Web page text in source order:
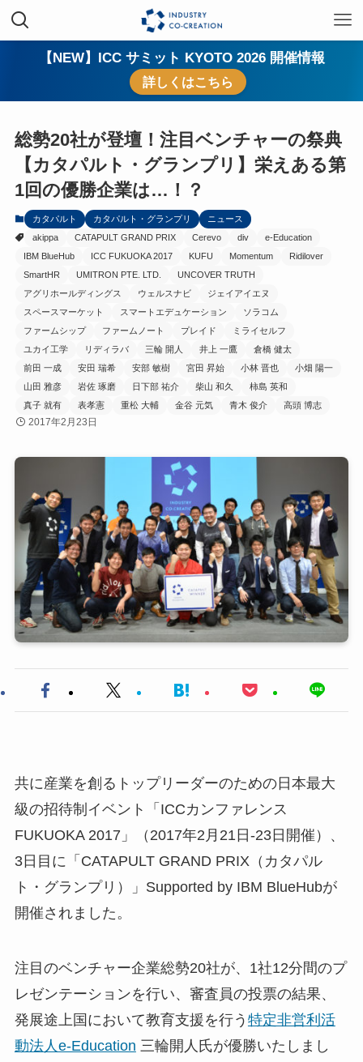
【NEW】ICC サミット KYOTO 2026 開催情報
詳しくはこちら
総勢20社が登壇！注目ベンチャーの祭典
【カタパルト・グランプリ】栄えある第
1回の優勝企業は…！？
カタパルト カタパルト・グランプリ
ニュース
akippa
CATAPULT GRAND PRIX Cerevo div
e-Education
IBM BlueHub
ICC FUKUOKA 2017 KUFU Momentum
Ridilover
SmartHR
UMITRON PTE. LTD.
UNCOVER TRUTH
アグリホールディングス
ウェルスナビ
ジェイアイエヌ
スペースマーケット
スマートエデュケーション
ソラコム
ファームシップ
ファームノート プレイド
ミライセルフ
ユカイ工学
リディラバ 三輪 開人 井上 一鷹
倉橋 健太
前田 一成
安田 瑞希 安部 敏樹 宮田 昇始 小林 晋也
小畑 陽一
山田 雅彦
岩佐 琢磨 日下部 祐介 柴山 和久
柿島 英和
真子 就有
表孝憲 重松 大輔 金谷 元気 青木 俊介 高頭 博志
2017年2月23日
共に産業を創るトップリーダーのための日本最大
級の招待制イベント「ICCカンファレンス
FUKUOKA 2017」（2017年2月21日-23日開催）、
3日目に「CATAPULT GRAND PRIX（カタパル
ト・グランプリ）」Supported by IBM BlueHubが
開催されました。
注目のベンチャー企業総勢20社が、1社12分間のプ
レゼンテーションを行い、審査員の投票の結果、
発展途上国において教育支援を行う 特定非営利活
動法人e-Education 三輪開人氏が優勝いたしまし